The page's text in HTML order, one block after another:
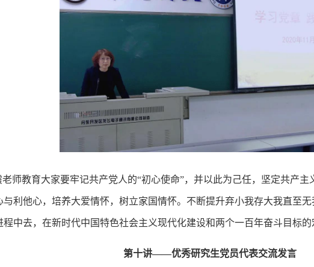
师教育大家要牢记共产党人的“初心使命”，并以此为己任，坚定共产
利他心，培养大爱情怀，树立家国情怀。不断提升弃小我存大我直至
中去，在新时代中国特色社会主义现代化建设和两个一百年奋斗目标的
第十讲——优秀研究生党员代表交流发言